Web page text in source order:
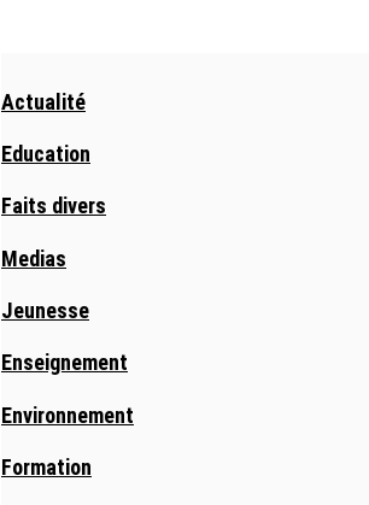
Actualité
Education
Faits divers
Medias
Jeunesse
Enseignement
Environnement
Formation